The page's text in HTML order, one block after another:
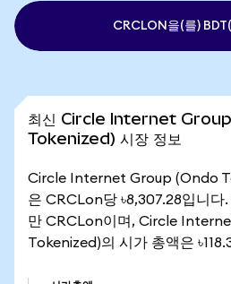
CRCLON을(를)
최신 Circle Internet
Tokenized) 시장 정보
Circle Internet Group (Ondo
은 CRCLon당 ৳8,307.28입니다
만 CRCLon이며, Circle
Tokenized)의 시가 총액은